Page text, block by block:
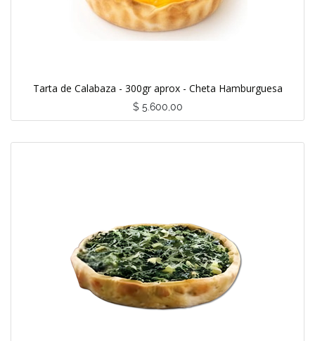
Tarta de Calabaza - 300gr aprox - Cheta Hamburguesa
$ 5.600,00